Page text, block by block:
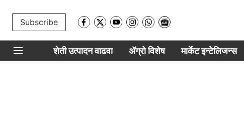
Subscribe
शेती उत्पादन वाढवा ॲग्रो विशेष मार्केट इन्टेलिजन्स